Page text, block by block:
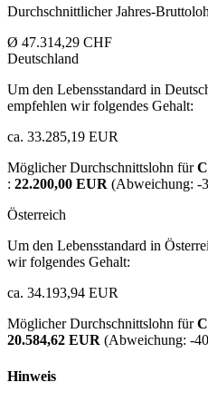
Durchschnittlicher Jahres-
Ø 47.314,29 CHF
Deutschland
Um den Lebensstandard in
empfehlen wir folgendes Gehalt:
ca. 33.285,19 EUR
Möglicher Durchschnittslohn für
: 22.200,00 EUR (Abweichung: -
Österreich
Um den Lebensstandard in
wir folgendes Gehalt:
ca. 34.193,94 EUR
Möglicher Durchschnittslohn für
20.584,62 EUR (Abweichung: -
Hinweis